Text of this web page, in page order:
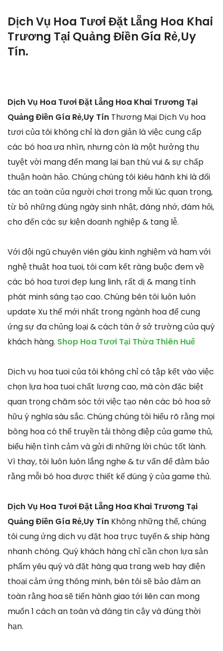
Dịch Vụ Hoa Tươi Đặt Lẵng Hoa Khai
Trương Tại Quảng Điền Gía Rẻ,Uy
Tín.
Dịch Vụ Hoa Tươi Đặt Lẵng Hoa Khai Trương Tại
Quảng Điền Gía Rẻ,Uy Tín Thương Mại Dịch Vụ hoa
tươi của tôi không chỉ là đơn giản là việc cung cấp
các bó hoa ưa nhìn, nhưng còn là một hưởng thụ
tuyệt vời mang đến mang lại bạn thú vui & sự chấp
thuận hoàn hảo. Chúng chúng tôi kiêu hãnh khi là đối
tác an toàn của người chơi trong mỗi lúc quan trọng,
từ bỏ những đúng ngày sinh nhật, đáng nhớ, đám hỏi,
cho đến các sự kiện doanh nghiệp & tang lễ.
Với đội ngũ chuyên viên giàu kinh nghiệm và ham với
nghệ thuật hoa tuoi, tôi cam kết ràng buộc đem về
các bó hoa tươi đẹp lung linh, rất dị & mang tính
phát minh sáng tạo cao. Chúng bên tôi luôn luôn
update Xu thế mới nhất trong ngành hoa để cung
ứng sự đa chủng loại & cách tân ở sở trường của quý
khách hàng. Shop Hoa Tươi Tại Thừa Thiên Huế
Dịch vụ hoa tuoi của tôi không chỉ có tập kết vào việc
chọn lựa hoa tuoi chất lượng cao, mà còn đặc biệt
quan trọng chăm sóc tới việc tạo nên các bó hoa sở
hữu ý nghĩa sâu sắc. Chúng chúng tôi hiểu rõ rằng mọi
bông hoa có thể truyền tải thông điệp của game thủ,
biểu hiện tình cảm và gửi đi những lời chúc tốt lành.
Vì thay, tôi luôn luôn lắng nghe & tư vấn để đảm bảo
rằng mỗi bó hoa được thiết kế đúng ý của game thủ.
Dịch Vụ Hoa Tươi Đặt Lẵng Hoa Khai Trương Tại
Quảng Điền Gía Rẻ,Uy Tín Không những thế, chúng
tôi cung ứng dịch vụ đặt hoa trực tuyến & ship hàng
nhanh chóng. Quý khách hàng chỉ cần chọn lựa sản
phẩm yêu quý và đặt hàng qua trang web hay điện
thoại cảm ứng thông minh, bên tôi sẽ bảo đảm an
toàn rằng hoa sẽ tiến hành giao tới liên can mong
muốn 1 cách an toàn và đáng tin cậy và đúng thời
hạn.